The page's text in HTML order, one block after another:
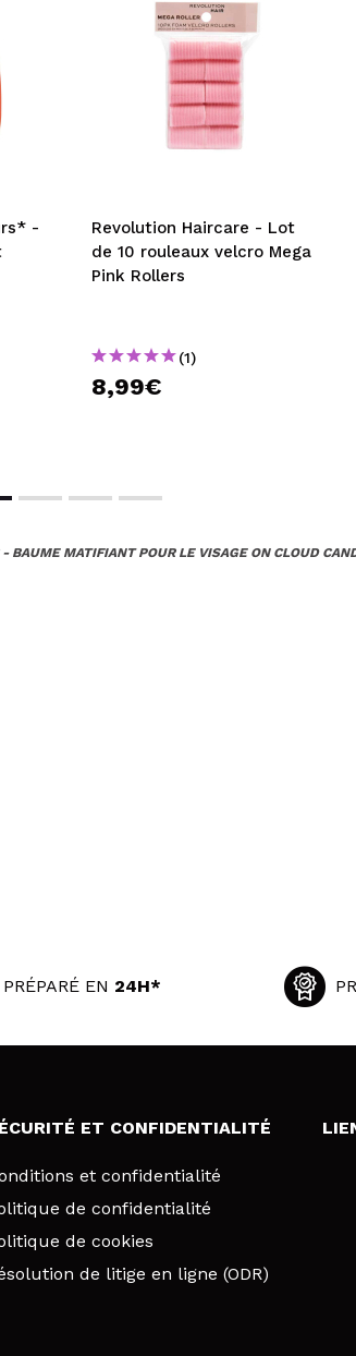
-
Revolution Haircare - Lot
de 10 rouleaux velcro Mega
Pink Rollers
(1)
8,99€
MATIFIANT POUR LE VISAGE ON CLOUD
PRÉPARÉ EN 24H*
ET CONFIDENTIALITÉ
et confidentialité
de confidentialité
de cookies
de litige en ligne (ODR)